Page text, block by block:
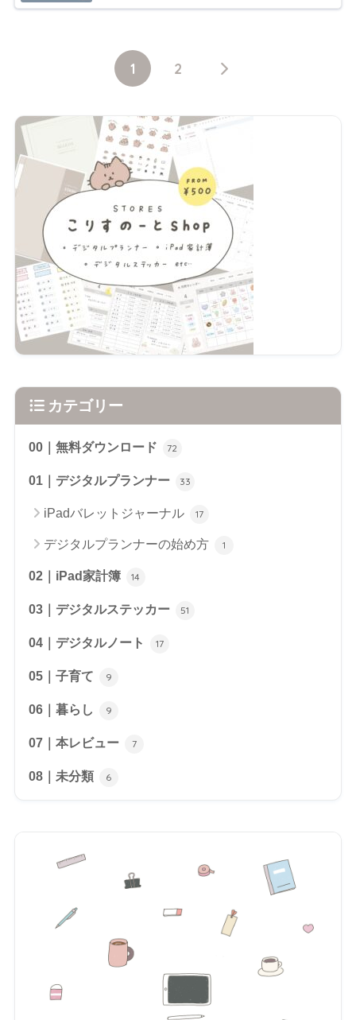
1 2
カテゴリー
00｜無料ダウンロード 72
01｜デジタルプランナー 33
iPadバレットジャーナル 17
デジタルプランナーの始め方 1
02｜iPad家計簿 14
03｜デジタルステッカー 51
04｜デジタルノート 17
05｜子育て 9
06｜暮らし 9
07｜本レビュー 7
08｜未分類 6